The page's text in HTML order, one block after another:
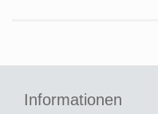
Informationen